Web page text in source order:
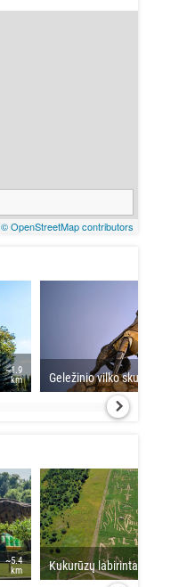
© OpenStreetMap contributors
~1.9
km
Geležinio vilko skulptūra
~5.4
km
Kukurūzų labirintas